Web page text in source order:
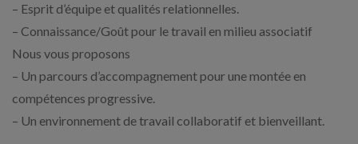
– Esprit d’équipe et qualités relationnelles.
– Connaissance/Goût pour le travail en milieu associatif
Nous vous proposons
– Un parcours d’accompagnement pour une montée en
compétences progressive.
– Un environnement de travail collaboratif et bienveillant.